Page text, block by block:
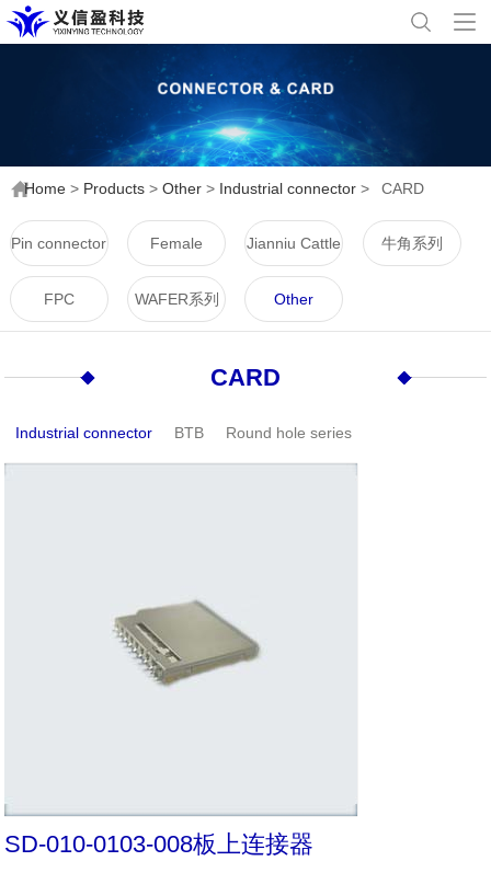
Home > Products >Other > Industrial connector > CARD
Pin connector Female Jianniu Cattle
Horn Series
牛角系列
FPC WAFER系列 Other
CARD
Industrial connector BTB Round hole series
SD-010-0103-008板上连接器